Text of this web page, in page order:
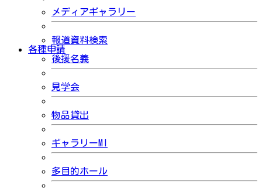
メディアギャラリー
報道資料検索
各種申請
後援名義
見学会
物品貸出
ギャラリーMI
多目的ホール